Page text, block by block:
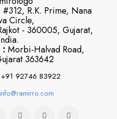
#312, R.K. Prime, Nana
Circle,
- 360005, Gujarat,
: Morbi-Halvad Road,
363642
+91 92746 83922
info@ramirro.com